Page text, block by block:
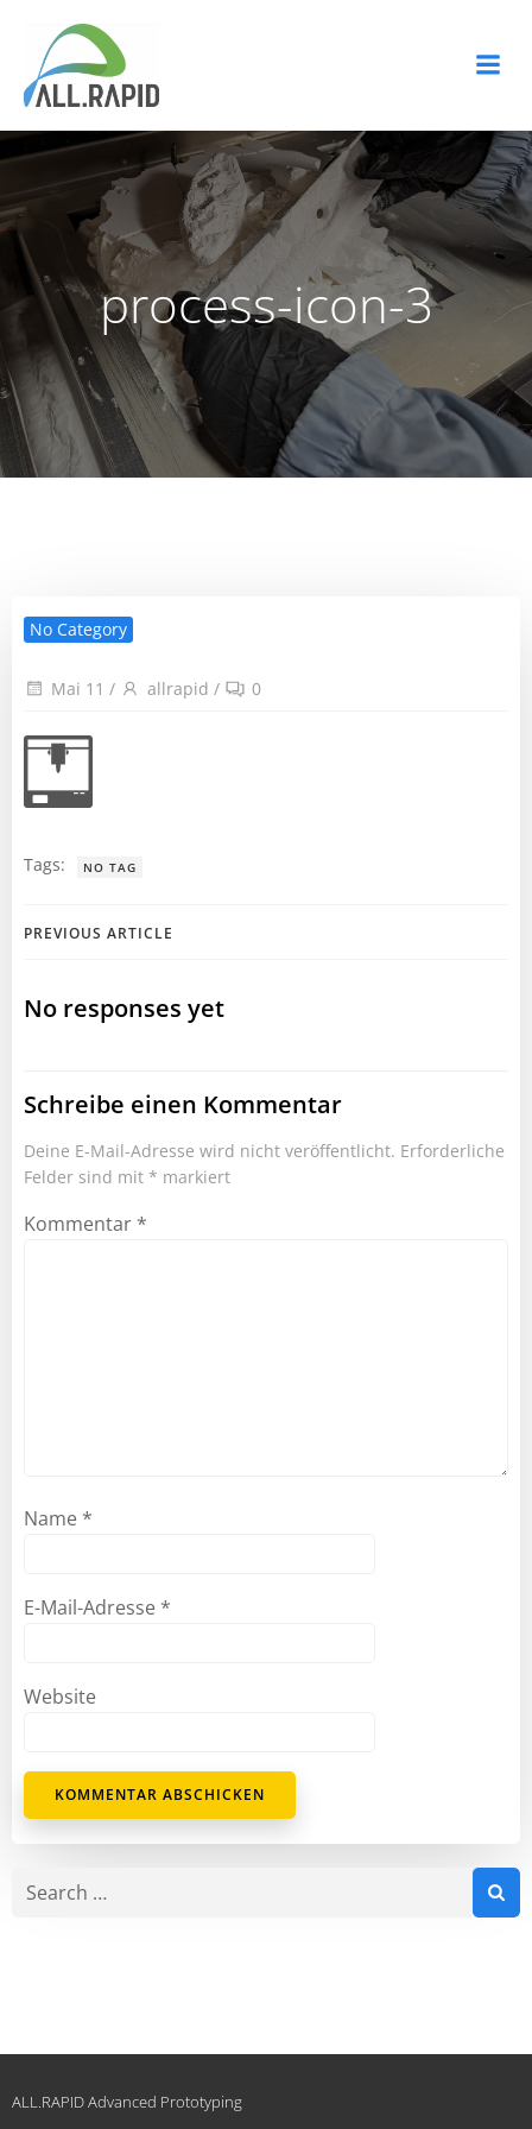
process-icon-3
No Category
Mai 11 / allrapid / 0
Tags: NO TAG
Post
PREVIOUS ARTICLE
No responses yet
Schreibe einen Kommentar
Deine E-Mail-Adresse wird nicht veröffentlicht. Erforderliche
Felder sind mit * markiert
Kommentar *
Name *
E-Mail-Adresse *
Website
Search
ALL.RAPID Advanced Prototyping